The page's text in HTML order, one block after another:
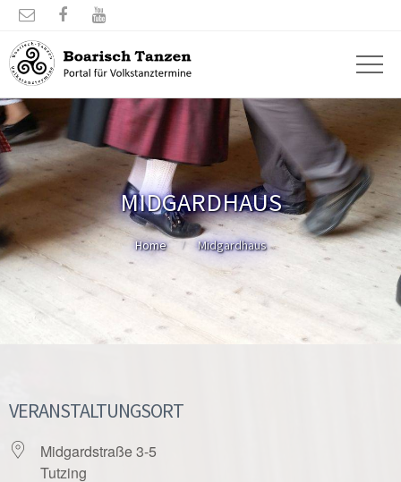
  
MIDGARDHAUS
Home Midgardhaus
VERANSTALTUNGSORT
Midgardstraße 3-5
Tutzing